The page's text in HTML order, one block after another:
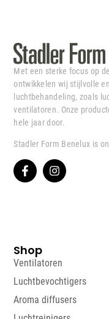
Met een sterke focus op
ontwikkelen wij stijlvolle
luchtbehandeling, zoals
ventilatoren. Onze
hele jaar door.
Stadler Form Benelux is
Shop
Ventilatoren
Luchtbevochtigers
Aroma diffusers